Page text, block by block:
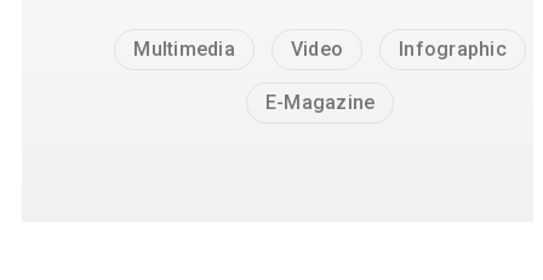
Multimedia Video Infographic
E-Magazine